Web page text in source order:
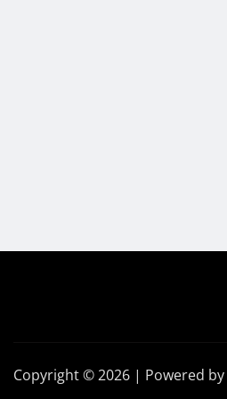
Copyright © 2026 | Powered by